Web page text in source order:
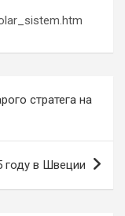
стратега на
году в Швеции